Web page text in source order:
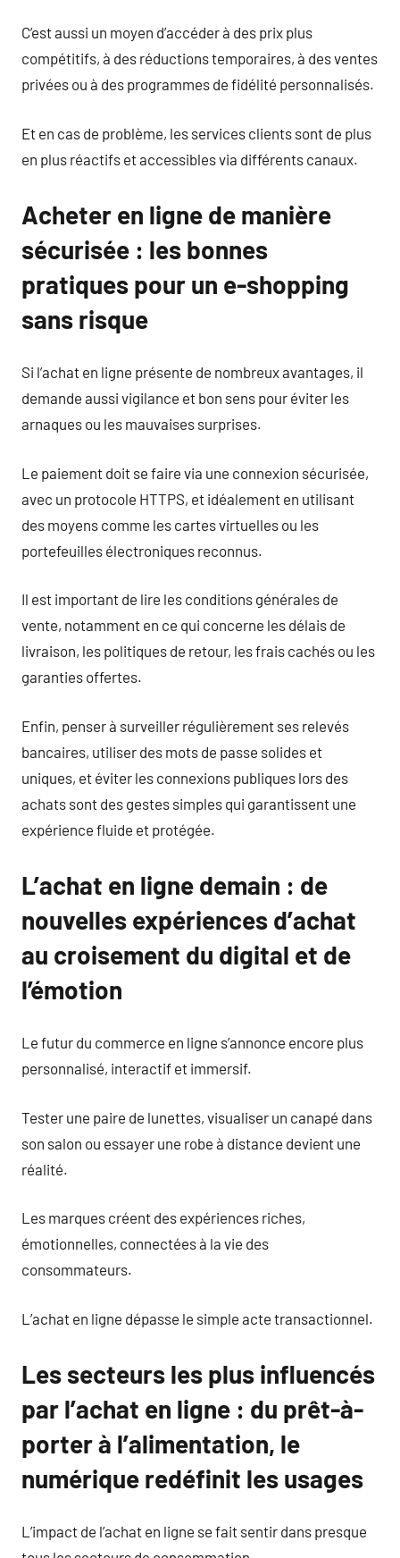
C’est aussi un moyen d’accéder à des prix plus
compétitifs, à des réductions temporaires, à des ventes
privées ou à des programmes de fidélité personnalisés.
Et en cas de problème, les services clients sont de plus
en plus réactifs et accessibles via différents canaux.
Acheter en ligne de manière
sécurisée : les bonnes
pratiques pour un e-shopping
sans risque
Si l’achat en ligne présente de nombreux avantages, il
demande aussi vigilance et bon sens pour éviter les
arnaques ou les mauvaises surprises.
Le paiement doit se faire via une connexion sécurisée,
avec un protocole HTTPS, et idéalement en utilisant
des moyens comme les cartes virtuelles ou les
portefeuilles électroniques reconnus.
Il est important de lire les conditions générales de
vente, notamment en ce qui concerne les délais de
livraison, les politiques de retour, les frais cachés ou les
garanties offertes.
Enfin, penser à surveiller régulièrement ses relevés
bancaires, utiliser des mots de passe solides et
uniques, et éviter les connexions publiques lors des
achats sont des gestes simples qui garantissent une
expérience fluide et protégée.
L’achat en ligne demain : de
nouvelles expériences d’achat
au croisement du digital et de
l’émotion
Le futur du commerce en ligne s’annonce encore plus
personnalisé, interactif et immersif.
Tester une paire de lunettes, visualiser un canapé dans
son salon ou essayer une robe à distance devient une
réalité.
Les marques créent des expériences riches,
émotionnelles, connectées à la vie des
consommateurs.
L’achat en ligne dépasse le simple acte transactionnel.
Les secteurs les plus influencés
par l’achat en ligne : du prêt-à-
porter à l’alimentation, le
numérique redéfinit les usages
L’impact de l’achat en ligne se fait sentir dans presque